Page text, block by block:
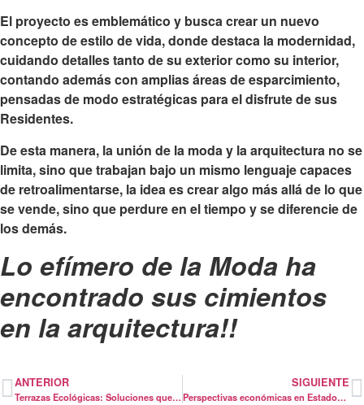
El proyecto es emblemático y busca crear un nuevo
concepto de estilo de vida, donde destaca la modernidad,
cuidando detalles tanto de su exterior como su interior,
contando además con amplias áreas de esparcimiento,
pensadas de modo estratégicas para el disfrute de sus
Residentes.
De esta manera, la unión de la moda y la arquitectura no se
limita, sino que trabajan bajo un mismo lenguaje capaces
de retroalimentarse, la idea es crear algo más allá de lo que
se vende, sino que perdure en el tiempo y se diferencie de
los demás.
Lo efímero de la Moda ha
encontrado sus cimientos
en la arquitectura!!
ANTERIOR
Terrazas Ecológicas: Soluciones que convierten techos en Jardines Urbanos
SIGUIENTE
Perspectivas económicas en Estados Unidos: ¿Qué le depara el futuro?